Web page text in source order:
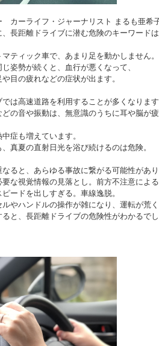
カーライフ・ジャーナリスト まるも亜希
長距離ドライブに潜む危険のキーワード
ティック車で、あまり足を動かしません。
姿勢が続くと、血行が悪くなって、
目の疲れなどの症状が出ます。
は高速道路を利用することが多くなりま
の音や振動は、無意識のうちに耳や脳が
症も増えています。
真夏の直射日光を浴び続けるのは危険。
ると、あらゆる事故に繋がる可能性があ
な視覚情報の見落とし。前方不注意によ
ードを出しすぎる。車線逸脱。
やハンドルの操作が雑になり、運転が荒
と、長距離ドライブの危険性がわかるで